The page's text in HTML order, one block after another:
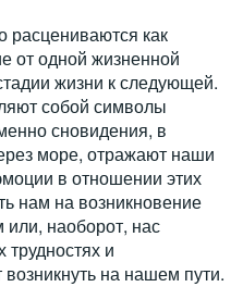
расцениваются как
от одной жизненной
жизни к следующей.
собой символы
сновидения, в
море, отражают наши
в отношении этих
нам на возникновение
наоборот, нас
и
на нашем пути.